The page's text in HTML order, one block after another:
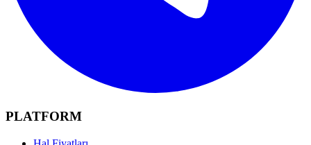
PLATFORM